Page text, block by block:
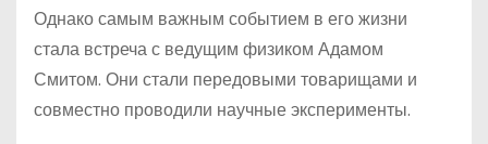
Однако самым важным событием в его жизни
стала встреча с ведущим физиком Адамом
Смитом. Они стали передовыми товарищами и
совместно проводили научные эксперименты.